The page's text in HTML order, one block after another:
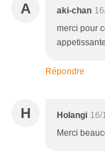
A aki-chan
merci pour
Répondre
H Holangi 16/
Merci